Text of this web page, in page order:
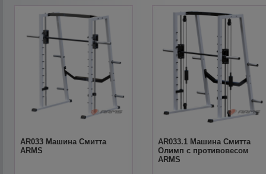
AR033 Машина Смитта
ARMS
AR033.1 Машина Смитта
Олимп с противовесом
ARMS